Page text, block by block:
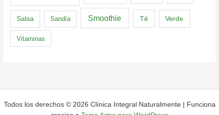
Salsa Sandía Smoothie Té Verde
Vitaminas
Todos los derechos © 2026 Clínica Integral Naturalmente | Funciona